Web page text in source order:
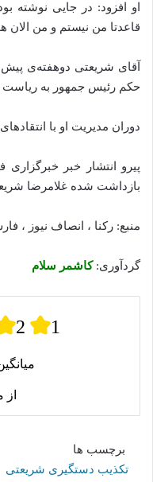
او افزود: در جایی نوشته
قاعدتا من نیستم و من
آقای شریعتی دوهفته‌ی
حکم رئیس جمهور به ریاست
دوران مدیریت او با
پیرو انتشار خبر
بازداشت شده غلامرضا
منبع: رکنا ، انصاف نیوز ،
گردآوری:کاشمر سلام
2 1
برچسب ها
تکذیب دستگیری شریعتی